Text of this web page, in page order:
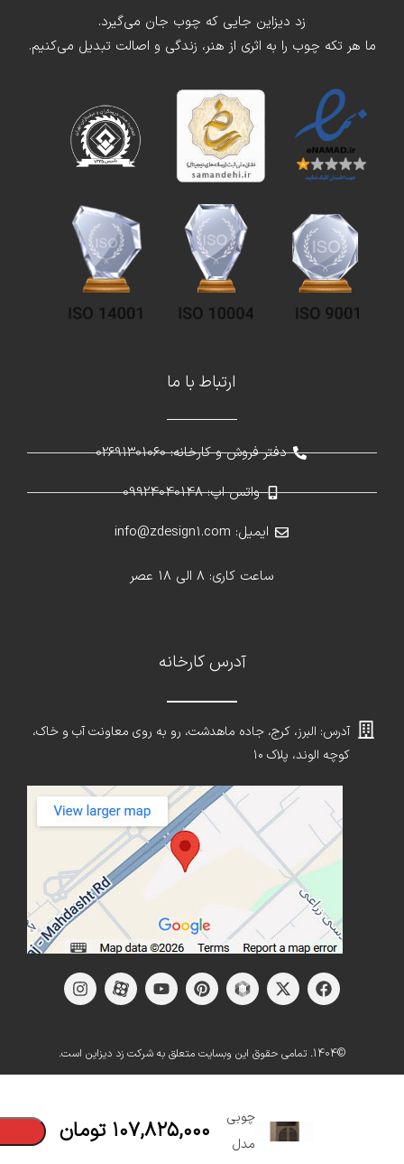
زد دیزاین جایی که چوب جان می‌گیرد.
ما هر تکه چوب را به اثری از هنر، زندگی و اصالت تبدیل می‌کنیم.
ارتباط با ما
دفتر فروش و کارخانه: 02691301060
واتس اپ: 09924040148
ایمیل: info@zdesign1.com
ساعت کاری: 8 الی 18 عصر
آدرس کارخانه
آدرس: البرز، کرج، جاده ماهدشت، رو به روی معاونت آب و خاک،
کوچه الوند، پلاک ۱۰
©1404. تمامی حقوق این وبسایت متعلق به شرکت زد دیزاین است.
بار
چوبی
مدل
۱۰۷,۸۲۵,۰۰۰ تومان